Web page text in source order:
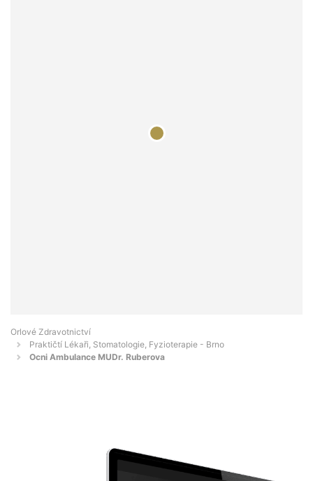
Orlové Zdravotnictví
Praktičtí Lékaři, Stomatologie, Fyzioterapie - Brno
Ocni Ambulance MUDr. Ruberova